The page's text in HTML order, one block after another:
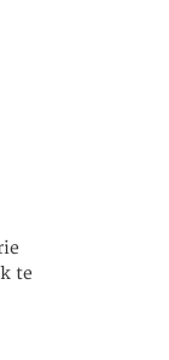
te